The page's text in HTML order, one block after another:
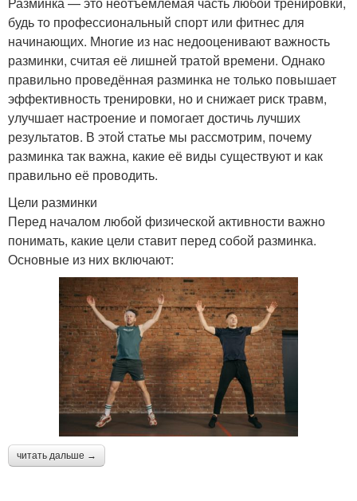
будь то профессиональный спорт или фитнес для
начинающих. Многие из нас недооценивают важность
разминки, считая её лишней тратой времени. Однако
правильно проведённая разминка не только повышает
эффективность тренировки, но и снижает риск травм,
улучшает настроение и помогает достичь лучших
результатов. В этой статье мы рассмотрим, почему
разминка так важна, какие её виды существуют и как
правильно её проводить.
Цели разминки
Перед началом любой физической активности важно
понимать, какие цели ставит перед собой разминка.
Основные из них включают:
читать дальше →